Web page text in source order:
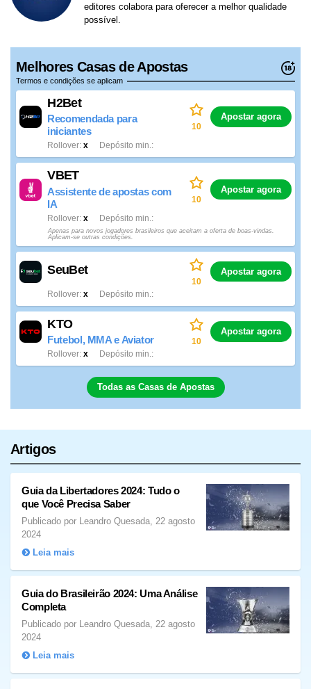
editores colabora para oferecer a melhor qualidade
possível.
Melhores Casas de Apostas
Termos e condições se aplicam
H2Bet
Recomendada para
iniciantes
x
Rollover Depósito min.
10
Apostar agora
VBET
Assistente de apostas com
IA
x
Rollover Depósito min.
10
Apostar agora
Apenas para novos jogadores brasileiros que aceitam a oferta de boas-vindas.
Aplicam-se outras condições.
SeuBet
x
Rollover Depósito min.
10
Apostar agora
KTO
Futebol, MMA e Aviator
x
Rollover Depósito min.
10
Apostar agora
Todas as Casas de Apostas
Artigos
Guia da Libertadores 2024: Tudo o
que Você Precisa Saber
Publicado por Leandro Quesada, 22 agosto
2024
Leia mais
Guia do Brasileirão 2024: Uma Análise
Completa
Publicado por Leandro Quesada, 22 agosto
2024
Leia mais